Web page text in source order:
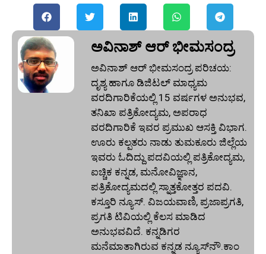
ಅವಿನಾಶ್‌ ಆರ್‌ ಭೀಮಸಂದ್ರ
ಅವಿನಾಶ್‌ ಆರ್‌ ಭೀಮಸಂದ್ರ ಪರಿಚಯ:
ದೃಶ್ಯ ಹಾಗೂ ಡಿಜಿಟಲ್ ಮಾಧ್ಯಮ
ವರದಿಗಾರಿಕೆಯಲ್ಲಿ 15 ವರ್ಷಗಳ ಅನುಭವ,
ತನಿಖಾ ಪತ್ರಿಕೋದ್ಯಮ, ಅಪರಾಧ
ವರದಿಗಾರಿಕೆ ಇವರ ಪ್ರಮುಖ ಆಸಕ್ತಿ ವಿಭಾಗ.
ಊರು ಕಲ್ಪತರು ನಾಡು ತುಮಕೂರು ಜಿಲ್ಲೆಯ
ಇವರು ಓದಿದ್ದು ಪದವಿಯಲ್ಲಿ ಪತ್ರಿಕೋದ್ಯಮ,
ಐಚ್ಚಿಕ ಕನ್ನಡ, ಮನೋವಿಜ್ಞಾನ,
ಪತ್ರಿಕೋದ್ಯಮದಲ್ಲಿ ಸ್ನಾತ್ತಕೋತ್ತರ ಪದವಿ.
ಕಸ್ತೂರಿ ನ್ಯೂಸ್‌. ವಿಜಯವಾಣಿ, ಪ್ರಜಾಪ್ರಗತಿ,
ಪ್ರಗತಿ ಟಿವಿಯಲ್ಲಿ ಕೆಲಸ ಮಾಡಿದ
ಅನುಭವವಿದೆ. ಕನ್ನಡಿಗರ
ಮನೆಮಾತಾಗಿರುವ ಕನ್ನಡ ನ್ಯೂಸ್‌ನೌ.ಕಾಂ